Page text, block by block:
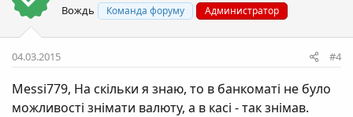
Вождь Команда форуму Администратор
04.03.2015 #4
Messi779, На скільки я знаю, то в банкоматі не було
можливості знімати валюту, а в касі - так знімав.